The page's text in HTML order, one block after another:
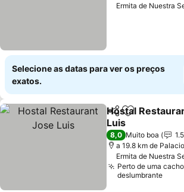
Ermita de Nuestra
Selecione as datas para ver os preços
exatos.
PartilharAdicionar
Hostal
Luis
8,0 Muito boa
a 19.8 km de
Ermita de Nuestra
Perto de uma
deslumbrante